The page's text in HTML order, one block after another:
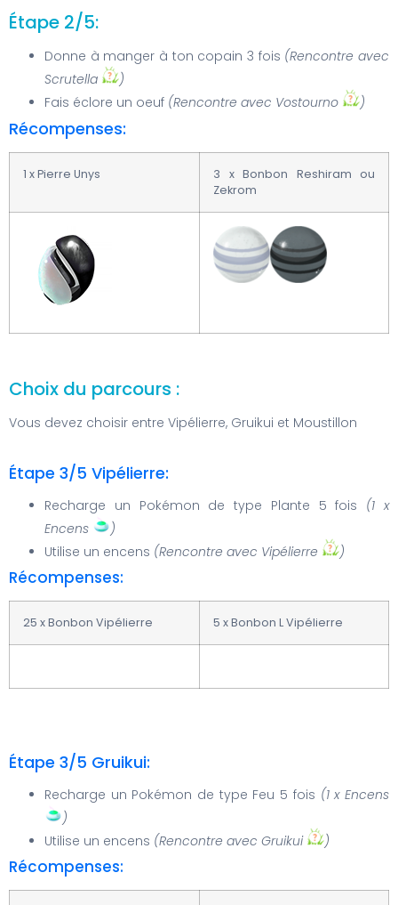
Étape 2/5:
Donne à manger à ton copain 3 fois (Rencontre avec
Scrutella
)
Fais éclore un oeuf (Rencontre avec Vostourno )
Récompenses:
1 x Pierre Unys
3 x Bonbon Reshiram ou
Zekrom
Choix du parcours :
Vous devez choisir entre Vipélierre, Gruikui et Moustillon
Étape 3/5 Vipélierre:
Recharge un Pokémon de type Plante 5 fois (1 x
Encens
)
Utilise un encens (Rencontre avec Vipélierre )
Récompenses:
25 x Bonbon Vipélierre 5 x Bonbon L Vipélierre
Étape 3/5 Gruikui:
Recharge un Pokémon de type Feu 5 fois (1 x Encens
)
Utilise un encens (Rencontre avec Gruikui )
Récompenses: